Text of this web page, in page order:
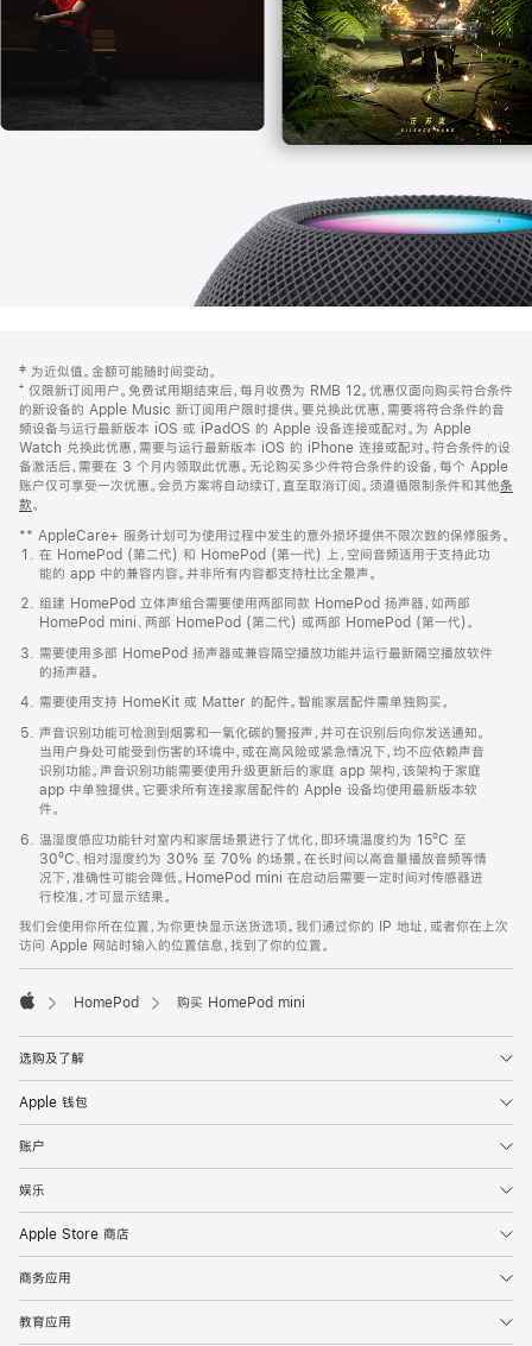
页
页
脚
注
‡ 为近似值。金额可能随时间变动。
⁺ 仅限新订阅用户。免费试用期结束后，每月收费为 RMB 12。优惠仅面向购买符合条件
的新设备的 Apple Music 新订阅用户限时提供。要兑换此优惠，需要将符合条件的音
频设备与运行最新版本 iOS 或 iPadOS 的 Apple 设备连接或配对。为 Apple
Watch 兑换此优惠，需要与运行最新版本 iOS 的 iPhone 连接或配对。符合条件的设
备激活后，需要在 3 个月内领取此优惠。无论购买多少件符合条件的设备，每个 Apple
账户仅可享受一次优惠。会员方案将自动续订，直至取消订阅。须遵循限制条件和其他条
款。
窗
口
中
打
开)
** AppleCare+ 服务计划可为使用过程中发生的意外损坏提供不限次数的保修服务。
在 HomePod (第二代) 和 HomePod (第一代) 上，空间音频适用于支持此功
能的 app 中的兼容内容。并非所有内容都支持杜比全景声。
组建 HomePod 立体声组合需要使用两部同款 HomePod 扬声器，如两部
HomePod mini、两部 HomePod (第二代) 或两部 HomePod (第一代)。
需要使用多部 HomePod 扬声器或兼容隔空播放功能并运行最新隔空播放软件
的扬声器。
需要使用支持 HomeKit 或 Matter 的配件。智能家居配件需单独购买。
声音识别功能可检测到烟雾和一氧化碳的警报声，并可在识别后向你发送通知。
当用户身处可能受到伤害的环境中，或在高风险或紧急情况下，均不应依赖声音
识别功能。声音识别功能需要使用升级更新后的家庭 app 架构，该架构于家庭
app 中单独提供。它要求所有连接家居配件的 Apple 设备均使用最新版本软
件。
温湿度感应功能针对室内和家居场景进行了优化，即环境温度约为 15ºC 至
30ºC、相对湿度约为 30% 至 70% 的场景。在长时间以高音量播放音频等情
况下，准确性可能会降低。HomePod mini 在启动后需要一定时间对传感器进
行校准，才可显示结果。
我们会使用你所在位置，为你更快显示送货选项。我们通过你的 IP 地址，或者你在上次
访问 Apple 网站时输入的位置信息，找到了你的位置。
HomePod 购买 HomePod mini
选购及了解
Apple 钱包
账户
娱乐
Apple Store 商店
商务应用
教育应用